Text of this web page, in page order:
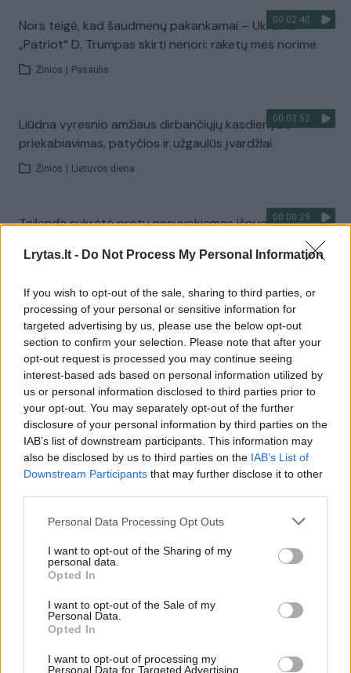
Lrytas.lt - Do Not Process My Personal Information
If you wish to opt-out of the sale, sharing to third parties, or
processing of your personal or sensitive information for
targeted advertising by us, please use the below opt-out
section to confirm your selection. Please note that after your
opt-out request is processed you may continue seeing
interest-based ads based on personal information utilized by
us or personal information disclosed to third parties prior to
your opt-out. You may separately opt-out of the further
disclosure of your personal information by third parties on the
IAB’s list of downstream participants. This information may
also be disclosed by us to third parties on the IAB’s List of
Downstream Participants that may further disclose it to other
Personal Data Processing Opt Outs
I want to opt-out of the Sharing of my
personal data.
Opted In
I want to opt-out of the Sale of my
Personal Data.
Opted In
I want to opt-out of processing my
Personal Data for Targeted Advertising.
00:02:40
Nors teigė, kad šaudmenų pakankamai – Ukrainai
„Patriot“ D. Trumpas skirti nenori: raketų mes norime
Žinios Pasaulis
00:03:52
Liūdna vyresnio amžiaus dirbančiųjų kasdienybė –
priekabiavimas, patyčios ir užgaulūs įvardžiai
Žinios Lietuvos diena
00:00:29
Tailandą sukrėtė protu nesuvokiamas išpuolis:
paauglys nušovė senelius, 3 mokytojus ir 3 moksleivius
00:02:08
Aukštaitijos pučiamųjų orkestras Nyderlanduose
apgynė čempionų vardą
Lietuvos diena
Visi įrašai
Žiūrimiausi įrašai
Vaizdai iš tragiškos avarijos Vilniaus r.: dviejų moterų ir
vaiko gyvybių išgelbėti nepavyko
32 laipsnių šilumos